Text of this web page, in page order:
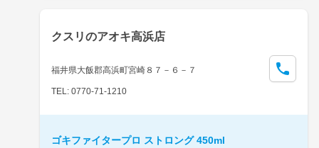
クスリのアオキ高浜店
福井県大飯郡高浜町宮崎８７－６－７
TEL: 0770-71-1210
ゴキファイタープロ ストロング 450ml